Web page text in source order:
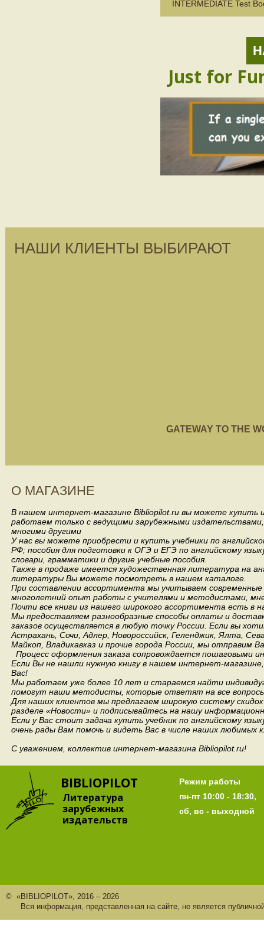
INTERMEDIATE Test
Just for
НАШИ КЛИЕНТЫ ВЫБИРАЮТ
GATEWAY TO THE
О МАГАЗИНЕ
В нашем интернет-магазине Bibliopilot.ru вы можете купить
работаем только с ведущими зарубежными издательствами,
многими другими
У нас вы можете приобрести и купить учебники по
РФ; пособия для подготовки к ОГЭ и ЕГЭ по английскому
словари, грамматики и другие учебные пособия.
Также в продаже имеется художественная литература на
литературы Вы можете посмотреть в нашем каталоге.
При составлении ассортимента мы учитываем
многолетний опыт работы с учителями и методистами,
Почти все книги из нашего широкого ассортимента есть в
Мы предоставляем разнообразные способы оплаты и
заказов осуществляется в любую точку России. Если вы
Астрахань, Сочи, Адлер, Новороссийск, Геленджик, Ялта,
Майкоп, Владикавказ и прочие города России, мы отправим
Процесс оформления заказа сопровождается пошаговыми
Если Вы не нашли нужную книгу в нашем интернет-
Вас!
Мы работаем уже более 10 лет и стараемся найти
помогут наши методисты, которые ответят на все
Для наших клиентов мы предлагаем широкую систему
разделе «Новости» и подписывайтесь на нашу
Если у Вас стоит задача купить учебник по английскому
очень рады Вам помочь и видеть Вас в числе наших любимых
С уважением, коллектив интернет-магазина Bibliopilot.ru!
BIBLIOPILOT
Литература
зарубежных
издательств
Режим работы
пн-пт 10:00 - 18:30,
сб, вс - выходной
© «BIBLIOPILOT», 2016 – 2026
Вся информация, представленная на сайте, не является